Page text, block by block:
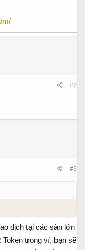
#2
#3
dịch tại các sàn lớn
trong ví, bạn sẽ